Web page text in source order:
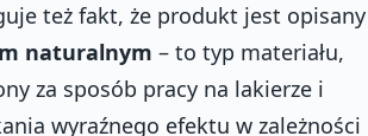
też fakt, że produkt jest opisany
naturalnym – to typ materiału,
za sposób pracy na lakierze i
wyraźnego efektu w zależności